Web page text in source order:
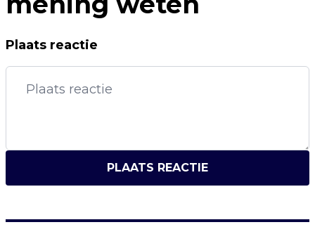
Plaats reactie
PLAATS REACTIE